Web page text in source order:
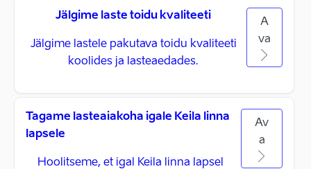
Jälgime laste toidu kvaliteeti
Jälgime lastele pakutava toidu kvaliteeti
koolides ja lasteaedades.
A
va
Tagame lasteaiakoha igale Keila linna
lapsele
Hoolitseme, et igal Keila linna lapsel
Av
a